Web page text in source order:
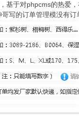
基于对phpcms的热爱
写的订单管理模没有